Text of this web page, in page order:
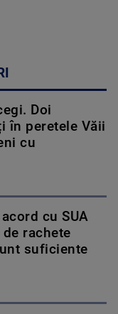
Doi
în peretele Văii
cu
cu SUA
rachete
suficiente